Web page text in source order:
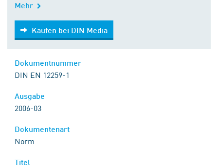
Mehr
Kaufen bei DIN Media
Kaufen bei DIN Media
DIN EN 12259-1
2006-03
Norm